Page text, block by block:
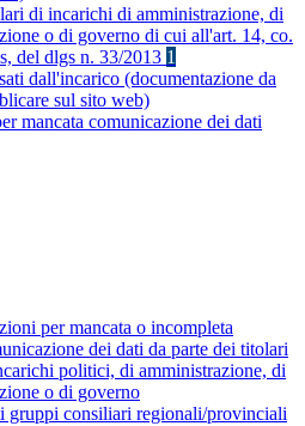
di incarichi di amministrazione, di
o di governo di cui all'art. 14, co.
del dlgs n. 33/2013 1
dall'incarico (documentazione da
sul sito web)
mancata comunicazione dei dati
per mancata o incompleta
dei dati da parte dei titolari
politici, di amministrazione, di
o di governo
gruppi consiliari regionali/provinciali